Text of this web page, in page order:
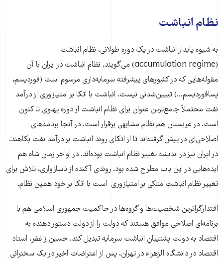
نظام انباشت
به شیوه پایدار انباشت در یک دوره طولانی، نظام انباشت
(accumulation regime) می‌گویند. نظام انباشت در ایران با آن
مقوله‌هایی که در کشورهای پیشرفته سرمایه‌داری مرسوم است (فوردیسم،
پسافوردیسم...) تبیین‌شدنی نیست. انباشت با اتکا بر امتیازوری از درآمد
نفت محتملاً جامع‌ترین عنوان برای نظام انباشت از دوره پهلوی تا کنون
است. در عربستان هم نظام مشابهی برقرار است. در آنجا برنامه‌های
اصلاحی‌ای در پیش گرفته‌اند تا از اتکای روند انباشت بر درآمد نفت بکاهند.
در ایران نیز در اندیشه تغییر نظام انباشت بوده‌اند. در اواخر زمان شاه هم
ایده‌هایی در این باب مطرح شده بود. روندی آکنده از ناسازواری، تلاش برای
تغییر نظام انباشتِ متکی بر امتیازوری است با اتکا بر خود همین نظام.
اقتدارگراترین شخصیت‌ها و گروه‌ها در حاکمیت جمهوری اسلامی هم با
برنامه‌ای اصلاحی موافق هستند که دولت را از دولتِ دستور دهنده به
اقتصاد به دولت پشتیبانِ انباشت سرمایه تبدیل کند. حسین زاغفر، استاد
اقتصاد در دانشگاه الزهراء در تهران، پس از اعتراضات اخیر در یک سخنرانی